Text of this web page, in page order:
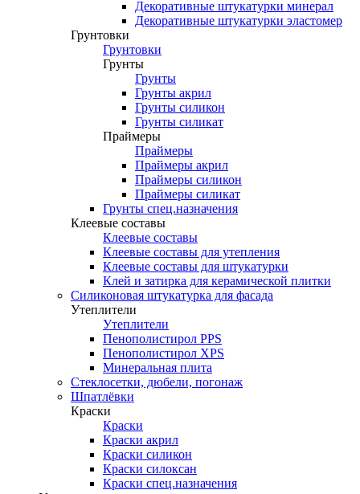
Декоративные штукатурки минерал
Декоративные штукатурки эластомер
Грунтовки
Грунтовки
Грунты
Грунты
Грунты акрил
Грунты силикон
Грунты силикат
Праймеры
Праймеры
Праймеры акрил
Праймеры силикон
Праймеры силикат
Грунты спец.назначения
Клеевые составы
Клеевые составы
Клеевые составы для утепления
Клеевые составы для штукатурки
Клей и затирка для керамической плитки
Силиконовая штукатурка для фасада
Утеплители
Утеплители
Пенополистирол PPS
Пенополистирол XPS
Минеральная плита
Стеклосетки, дюбели, погонаж
Шпатлёвки
Краски
Краски
Краски акрил
Краски силикон
Краски силоксан
Краски спец.назначения